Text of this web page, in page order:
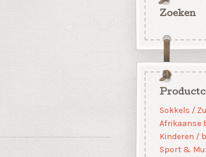
Zoeken
Sokkels /
Afrikaanse
Kinderen /
Sport &